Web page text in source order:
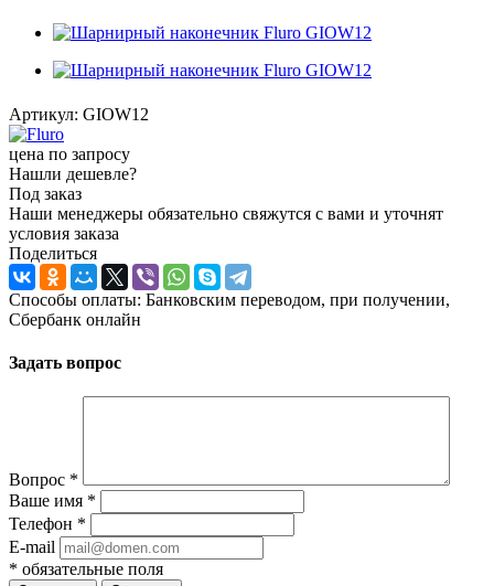
Артикул: GIOW12
цена по запросу
Нашли дешевле?
Под заказ
Наши менеджеры обязательно свяжутся с вами и уточнят
условия заказа
Поделиться
Способы оплаты: Банковским переводом, при получении,
Сбербанк онлайн
Задать вопрос
Вопрос *
Ваше имя *
Телефон *
E-mail
* обязательные поля